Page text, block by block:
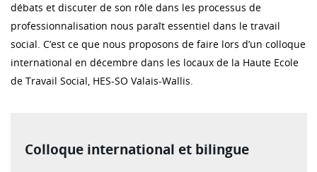
débats et discuter de son rôle dans les processus de
professionnalisation nous paraît essentiel dans le travail
social. C’est ce que nous proposons de faire lors d’un colloque
international en décembre dans les locaux de la Haute Ecole
de Travail Social, HES-SO Valais-Wallis.
Colloque international et bilingue